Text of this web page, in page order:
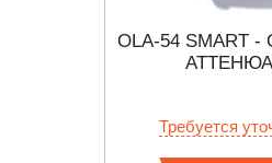
OLA-54 SMART
Требуется